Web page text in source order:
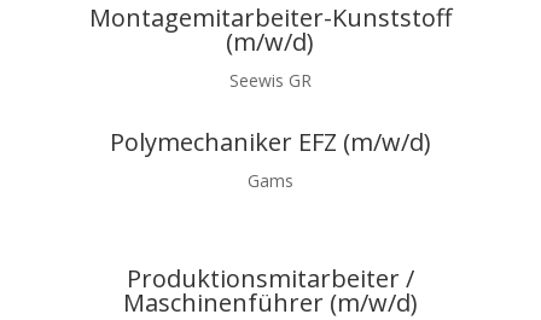
Montagemitarbeiter-Kunststoff
(m/w/d)
Seewis GR
Polymechaniker EFZ (m/w/d)
Gams
Produktionsmitarbeiter /
Maschinenführer (m/w/d)